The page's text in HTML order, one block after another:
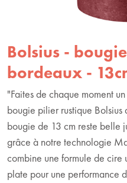
Bolsius -
bordeaux -
"Faites de chaque moment
bougie pilier rustique
bougie de 13 cm reste belle
grâce à notre technologie
combine une formule de cire
plate pour une performance